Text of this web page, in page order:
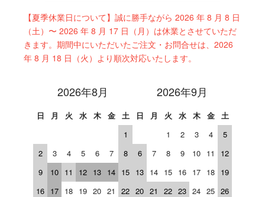
【夏季休業日について】誠に勝手ながら 2026 年 8 月 8 日
（土）〜 2026 年 8 月 17 日（月）は休業とさせていただ
きます。期間中にいただいたご注文・お問合せは、2026
年 8 月 18 日（火）より順次対応いたします。
2026年8月
日 月 火 水 木 金
土
1
2
3 4 5 6 7
8
9
10 11 12 13 14 15
16 17 18 19 20 21
22
2026年9月
日 月 火 水 木 金
土
1
2 3 4
5
6
7 8 9 10 11
12
13 14 15 16 17 18 19
20 21 22 23 24 25 26